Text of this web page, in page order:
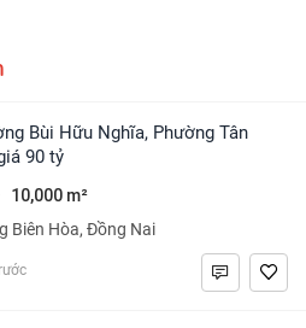
90 tỷ
10,000 m²
Biên Hòa, Đồng Nai